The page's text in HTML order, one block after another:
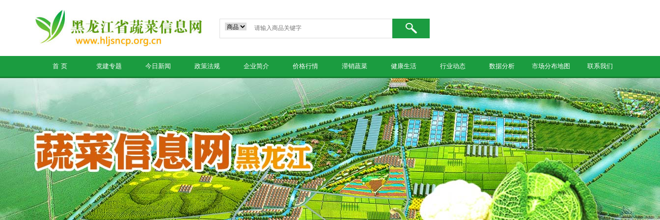
首 页 党建专题 今日新闻 政策法规 企业简介 价格行情 滞销蔬菜 健康生活 行业动态 数据分析 市场分布地图 联系我们